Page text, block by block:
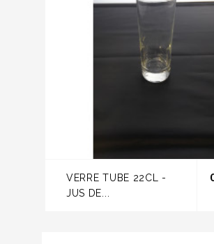
VERRE TUBE 22CL -
JUS DE...